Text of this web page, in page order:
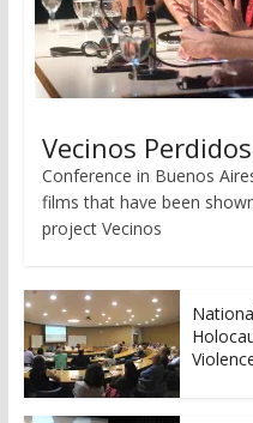
Vecinos
Conference in Buenos
films that have been
project Vecinos